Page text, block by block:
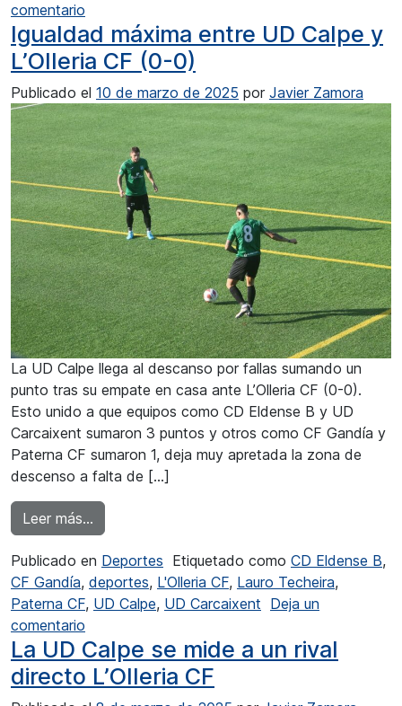
comentario
Igualdad máxima entre UD Calpe y
L’Olleria CF (0-0)
Publicado el 10 de marzo de 2025 por Javier Zamora
La UD Calpe llega al descanso por fallas sumando un
punto tras su empate en casa ante L’Olleria CF (0-0).
Esto unido a que equipos como CD Eldense B y UD
Carcaixent sumaron 3 puntos y otros como CF Gandía y
Paterna CF sumaron 1, deja muy apretada la zona de
descenso a falta de […]
Leer más…
Publicado en Deportes Etiquetado como CD Eldense B,
CF Gandía, deportes, L'Olleria CF, Lauro Techeira,
Paterna CF, UD Calpe, UD Carcaixent Deja un
comentario
La UD Calpe se mide a un rival
directo L’Olleria CF